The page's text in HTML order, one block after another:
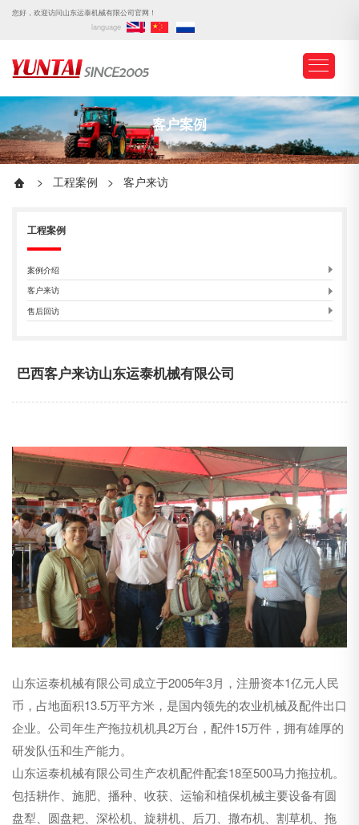
您好，欢迎访问山东运泰机械有限公司官网！
language
客户案例
> 工程案例 > 客户来访
工程案例
案例介绍
客户来访
售后回访
巴西客户来访山东运泰机械有限公司
山东运泰机械有限公司成立于2005年3月，注册资本1亿元人民
币，占地面积13.5万平方米，是国内领先的农业机械及配件出口
企业。公司年生产拖拉机机具2万台，配件15万件，拥有雄厚的
研发队伍和生产能力。
山东运泰机械有限公司生产农机配件配套18至500马力拖拉机。
包括耕作、施肥、播种、收获、运输和植保机械主要设备有圆
盘犁、圆盘耙、深松机、旋耕机、后刀、撒布机、割草机、拖